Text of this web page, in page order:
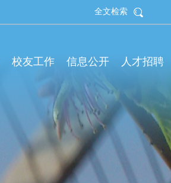
全文检索
校友工作 信息公开 人才招聘